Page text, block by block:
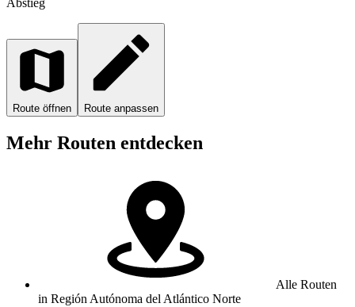
Abstieg
Route öffnen Route anpassen
Mehr Routen entdecken
Alle Routen
in Región Autónoma del Atlántico Norte